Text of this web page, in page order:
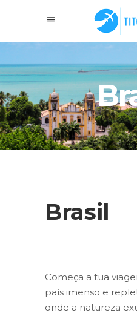
Brasil
Começa a tua
país imenso e
onde a natureza